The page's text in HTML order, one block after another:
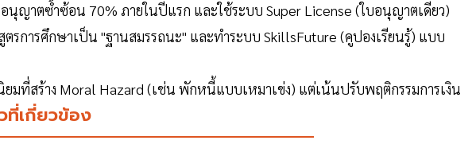
นุญาตซ้ำซ้อน 70% ภายในปีแรก และใช้ระบบ Super License (ใบอนุญาตเดียว)
รการศึกษาเป็น "ฐานสมรรถนะ" และทำระบบ SkillsFuture (คูปองเรียนรู้) แบบ
ยมที่สร้าง Moral Hazard (เช่น พักหนี้แบบเหมาเข่ง) แต่เน้นปรับพฤติกรรมการเงิน
ที่เกี่ยวข้อง